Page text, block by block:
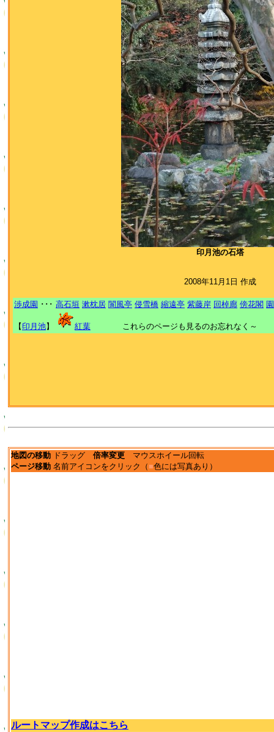
印月池の石塔
2008年11月1日 作成
渉成園 ･･･ 高石垣 漱枕居 閬風亭 侵雪橋 縮遠亭 紫藤岸 回棹廊 傍花閣
【印月池】 紅葉 これらのページも見るのお忘れなく～
地図の移動 ドラッグ 倍率変更 マウスホイール回転
ページ移動 名前アイコンをクリック（ ■色には写真あり）
ルートマップ作成はこちら